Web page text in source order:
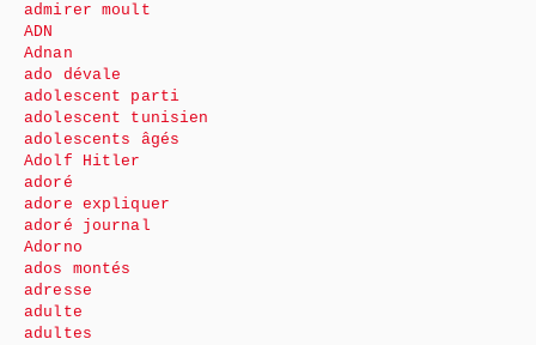
admirer moult
ADN
Adnan
ado dévale
adolescent parti
adolescent tunisien
adolescents âgés
Adolf Hitler
adoré
adore expliquer
adoré journal
Adorno
ados montés
adresse
adulte
adultes